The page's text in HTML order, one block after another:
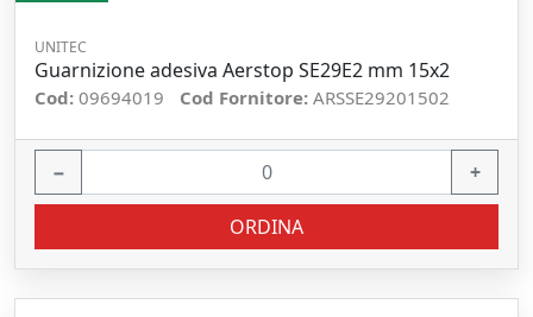
UNITEC
Guarnizione adesiva Aerstop SE29E2 mm 15x2
Cod: 09694019 Cod Fornitore: ARSSE29201502
− +
ORDINA